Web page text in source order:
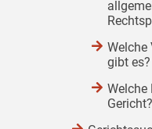
Welche
gibt es?
Welche
Gericht?